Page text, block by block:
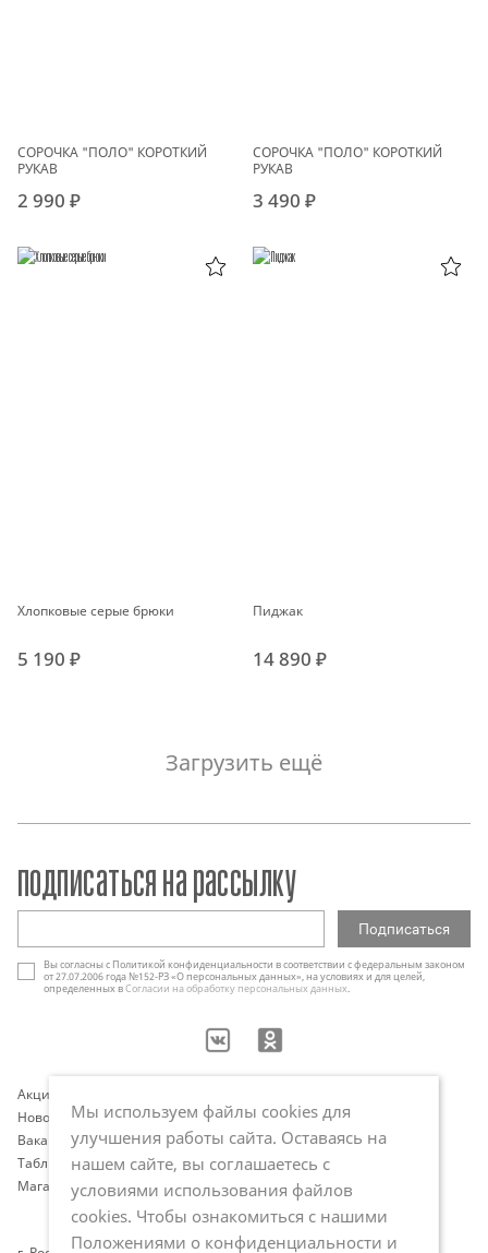
СОРОЧКА "ПОЛО" КОРОТКИЙ
РУКАВ
2 990 ₽
СОРОЧКА "ПОЛО" КОРОТКИЙ
РУКАВ
3 490 ₽
Хлопковые серые брюки
5 190 ₽
Пиджак
14 890 ₽
Загрузить ещё
Акции
Новости
Вакансии
Таблица размеров
Магазины
Оплата и доставка
Программа лояльности
Публичная оферта
Политика обработки
персональных данных
подписаться на рассылку
Вы согласны с Политикой конфиденциальности в соответствии с федеральным законом
от 27.07.2006 года №152-РЗ «О персональных данных», на условиях и для целей,
определенных вСогласии на обработку персональных данных.
Мы используем файлы cookies для
улучшения работы сайта. Оставаясь на
нашем сайте, вы соглашаетесь с
условиями использования файлов
cookies. Чтобы ознакомиться с нашими
Положениями о конфиденциальности и